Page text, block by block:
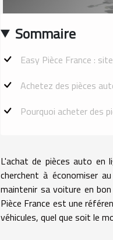
Sommaire
Easy Pièce France :
Achetez des pièces
Pourquoi acheter des
L'achat de pièces auto en
cherchent à économiser
maintenir sa voiture en
Pièce France est une
véhicules, quel que soit le